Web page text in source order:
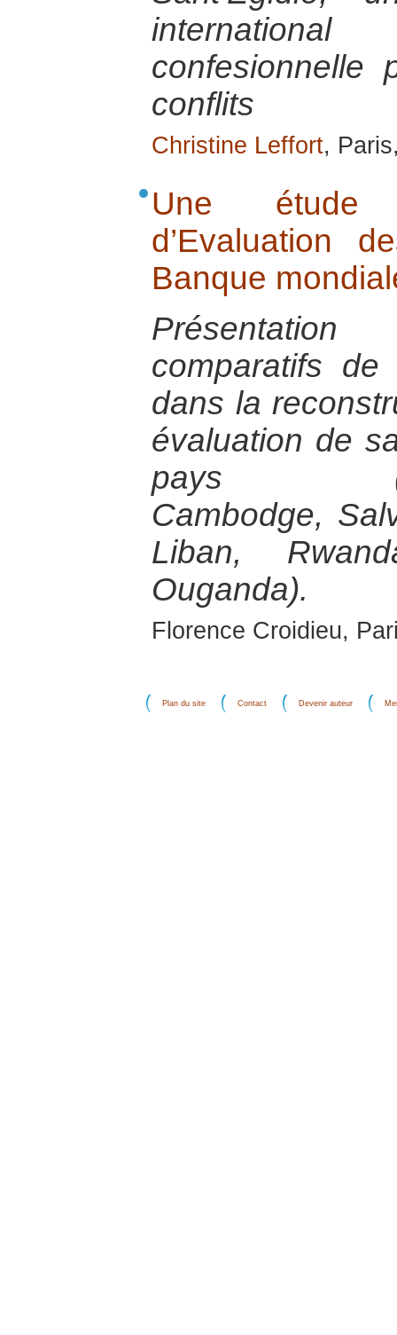
confesionnelle
conflits
Christine Leffort,
Une étude
d’Evaluation
Banque
comparatifs
dans la
évaluation de
pays
Cambodge,
Liban,
Ouganda).
Florence Croidieu,
Plan du site Contact Devenir auteur